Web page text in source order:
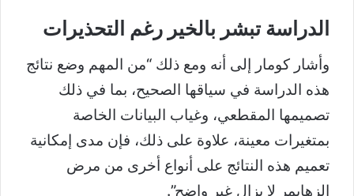
الدراسة تبشر بالخير رغم التحذيرات
وأشار كومار إلى أنه ومع ذلك “من المهم وضع نتائج
هذه الدراسة في سياقها الصحيح، بما في ذلك
تصميمها المقطعي، وغياب البيانات الخاصة
بمتغيرات معينة، علاوة على ذلك، فإن مدى إمكانية
تعميم هذه النتائج على أنواع أخرى من مرض
الزهايمر لا يزال غير واضح”.